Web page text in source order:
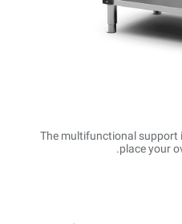
The multifunctional support
place your